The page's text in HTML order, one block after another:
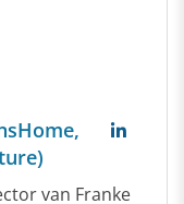
van Franke